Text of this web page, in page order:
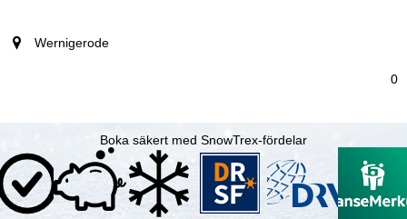
Wernigerode
0
Boka säkert med SnowTrex-fördelar